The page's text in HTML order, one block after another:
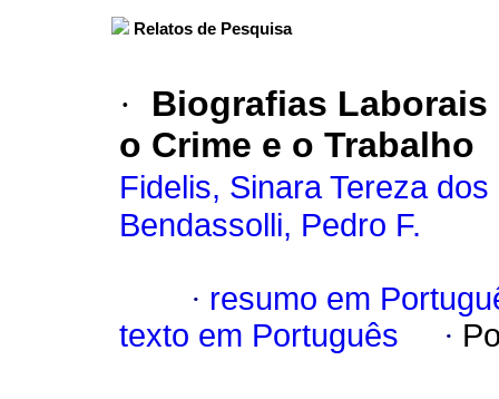
Relatos de Pesquisa
·
Biografias Laborais
o Crime e o Trabalho
Fidelis, Sinara Tereza
Bendassolli, Pedro F.
· resumo em
texto em Português
·